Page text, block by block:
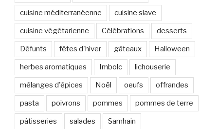
cuisine méditerranéenne cuisine slave
cuisine végétarienne Célébrations desserts
Défunts fêtes d'hiver gâteaux Halloween
herbes aromatiques Imbolc lichouserie
mélanges d'épices Noël oeufs offrandes
pasta poivrons pommes pommes de terre
pâtisseries salades Samhain